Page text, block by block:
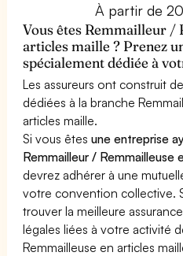
À partir de
Vous êtes Remmailleur /
articles maille ? Prenez
spécialement dédiée à
Les assureurs ont construit
dédiées à la branche
articles maille.
Si vous êtesune entreprise
Remmailleur / Remmailleuse
devrez adhérer à une
votre convention collective.
trouver la meilleure
légales liées à votre activité
Remmailleuse en articles